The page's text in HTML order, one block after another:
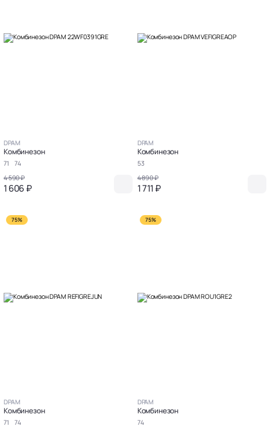
DPAM
Комбинезон
71
74
4 590 ₽
1 606 ₽
DPAM
Комбинезон
53
4 890 ₽
1 711 ₽
75%
DPAM
Комбинезон
71
74
75%
DPAM
Комбинезон
74